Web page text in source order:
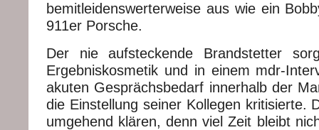
bemitleidenswerterweise aus wie ein
911er Porsche.
Der nie aufsteckende Brandstetter
Ergebniskosmetik und in einem mdr-
akuten Gesprächsbedarf innerhalb der
die Einstellung seiner Kollegen kritisierte.
umgehend klären, denn viel Zeit bleibt